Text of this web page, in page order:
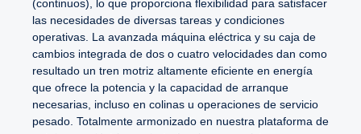
(continuos), lo que proporciona flexibilidad para satisfacer
las necesidades de diversas tareas y condiciones
operativas. La avanzada máquina eléctrica y su caja de
cambios integrada de dos o cuatro velocidades dan como
resultado un tren motriz altamente eficiente en energía
que ofrece la potencia y la capacidad de arranque
necesarias, incluso en colinas u operaciones de servicio
pesado. Totalmente armonizado en nuestra plataforma de